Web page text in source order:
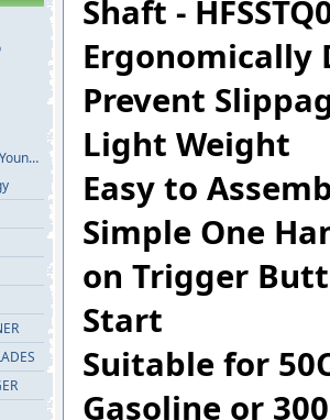
Shaft -
Ergonomically
Prevent
Light Weight
Easy to
Simple One
on Trigger
Start
Suitable for
Gasoline or